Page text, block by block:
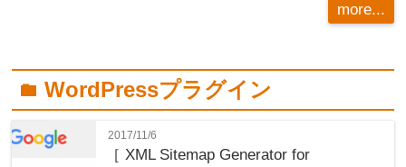
more...
folderWordPressプラグイン
2017/11/6
［ XML Sitemap Generator for